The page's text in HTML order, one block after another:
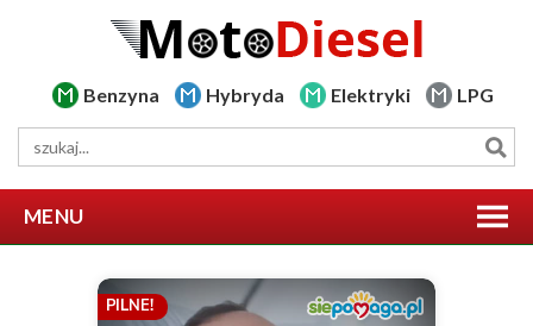
Benzyna Hybryda Elektryki LPG
MENU